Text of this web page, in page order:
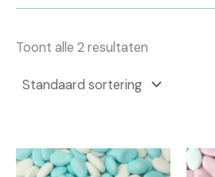
Toont alle 2 resultaten